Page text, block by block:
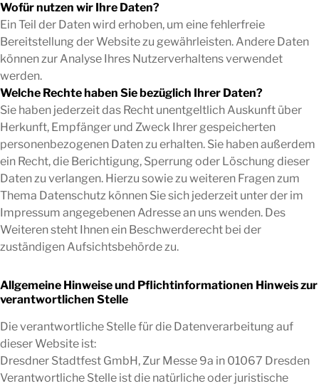
Wofür nutzen wir Ihre Daten?
Ein Teil der Daten wird erhoben, um eine fehlerfreie
Bereitstellung der Website zu gewährleisten. Andere Daten
können zur Analyse Ihres Nutzerverhaltens verwendet
werden.
Welche Rechte haben Sie bezüglich Ihrer Daten?
Sie haben jederzeit das Recht unentgeltlich Auskunft über
Herkunft, Empfänger und Zweck Ihrer gespeicherten
personenbezogenen Daten zu erhalten. Sie haben außerdem
ein Recht, die Berichtigung, Sperrung oder Löschung dieser
Daten zu verlangen. Hierzu sowie zu weiteren Fragen zum
Thema Datenschutz können Sie sich jederzeit unter der im
Impressum angegebenen Adresse an uns wenden. Des
Weiteren steht Ihnen ein Beschwerderecht bei der
zuständigen Aufsichtsbehörde zu.
Allgemeine Hinweise und Pflichtinformationen Hinweis zur
verantwortlichen Stelle
Die verantwortliche Stelle für die Datenverarbeitung auf
dieser Website ist:
Dresdner Stadtfest GmbH, Zur Messe 9a in 01067 Dresden
Verantwortliche Stelle ist die natürliche oder juristische